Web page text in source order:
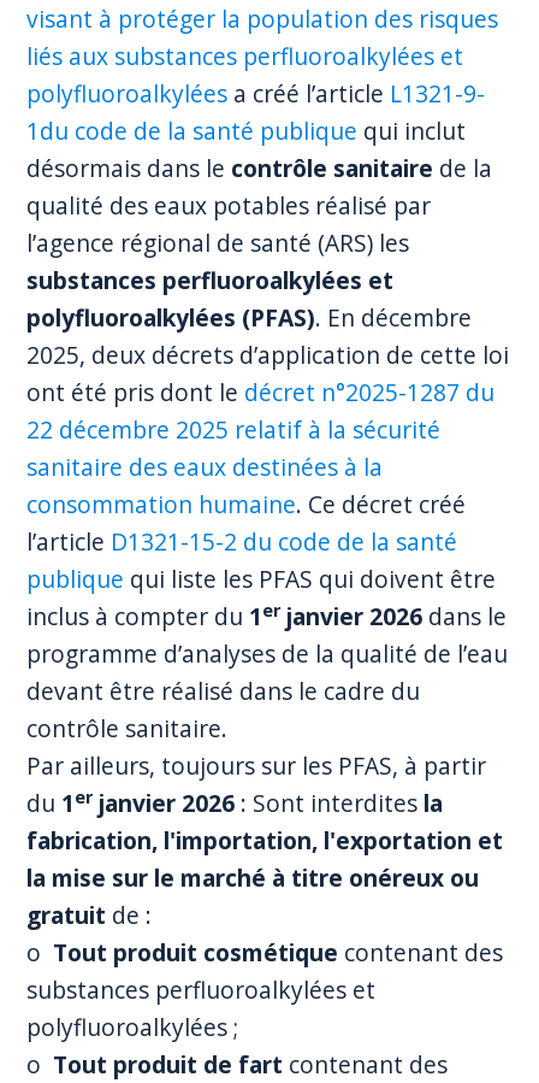
visant à protéger la population des risques
liés aux substances perfluoroalkylées et
polyfluoroalkylées a créé l’article L1321-9-
1du code de la santé publique qui inclut
désormais dans le contrôle sanitaire de la
qualité des eaux potables réalisé par
l’agence régional de santé (ARS) les
substances perfluoroalkylées et
polyfluoroalkylées (PFAS). En décembre
2025, deux décrets d’application de cette loi
ont été pris dont le décret n°2025-1287 du
22 décembre 2025 relatif à la sécurité
sanitaire des eaux destinées à la
consommation humaine. Ce décret créé
l’article D1321-15-2 du code de la santé
publique qui liste les PFAS qui doivent être
inclus à compter du 1 erjanvier 2026 dans le
programme d’analyses de la qualité de l’eau
devant être réalisé dans le cadre du
contrôle sanitaire.
Par ailleurs, toujours sur les PFAS, à partir
du 1 erjanvier 2026 : Sont interdites la
fabrication, l'importation, l'exportation et
la mise sur le marché à titre onéreux ou
gratuit de :
o Tout produit cosmétique contenant des
substances perfluoroalkylées et
polyfluoroalkylées ;
o Tout produit de fart contenant des